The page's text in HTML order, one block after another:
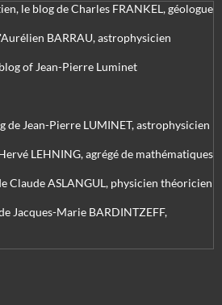
le blog de Charles FRANKEL, géologue
BARRAU, astrophysicien
of Jean-Pierre Luminet
de Jean-Pierre LUMINET, astrophysicien
LEHNING, agrégé de mathématiques
Claude ASLANGUL, physicien théoricien
Jacques-Marie BARDINTZEFF,